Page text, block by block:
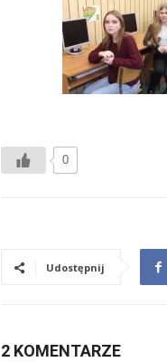
0
Udostępnij
2 KOMENTARZE